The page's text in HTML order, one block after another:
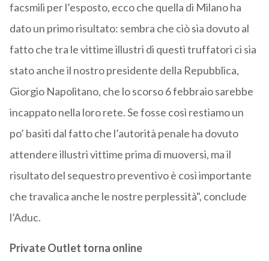
facsmili per l’esposto, ecco che quella di Milano ha
dato un primo risultato: sembra che ciò sia dovuto al
fatto che tra le vittime illustri di questi truffatori ci sia
stato anche il nostro presidente della Repubblica,
Giorgio Napolitano, che lo scorso 6 febbraio sarebbe
incappato nella loro rete. Se fosse così restiamo un
po’ basiti dal fatto che l’autorità penale ha dovuto
attendere illustri vittime prima di muoversi, ma il
risultato del sequestro preventivo è così importante
che travalica anche le nostre perplessità", conclude
l’Aduc.
Private Outlet torna online